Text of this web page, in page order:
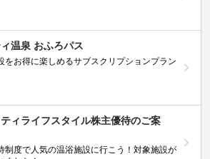
温泉 おふろパス
をお得に楽しめるサブスクリプションプラン
ティライフスタイル株主優待のご案
制度で人気の温浴施設に行こう！対象施設が